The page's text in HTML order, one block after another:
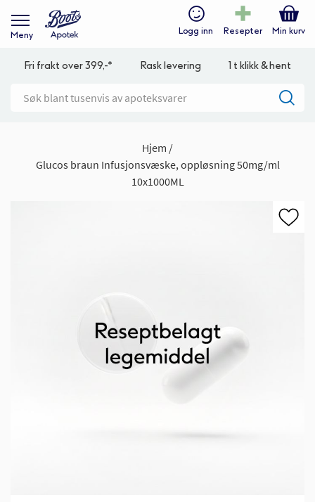
Meny Logg inn Resepter Min kurv
Fri frakt over 399,-* Rask levering 1 t klikk & hent
Hjem
Glucos braun Infusjonsvæske, oppløsning 50mg/ml
10x1000ML